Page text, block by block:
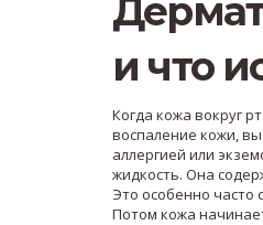
и что
Когда кожа вокруг
воспаление кожи,
аллергией или
жидкость. Она
Это особенно часто
Потом кожа